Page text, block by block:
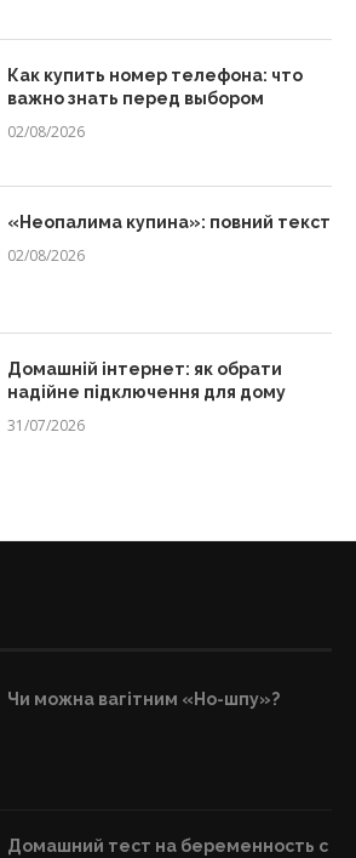
Как купить номер телефона: что
важно знать перед выбором
02/08/2026
«Неопалима купина»: повний текст
02/08/2026
Домашній інтернет: як обрати
надійне підключення для дому
31/07/2026
Чи можна вагітним «Но-шпу»?
Домашний тест на беременность с